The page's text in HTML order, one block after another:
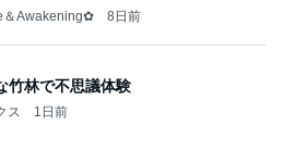
Awakening✿ 8日前
竹林で不思議体験
ス 1日前